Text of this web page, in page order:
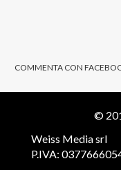
COMMENTA CON
©
Weiss Media srl
P.IVA: